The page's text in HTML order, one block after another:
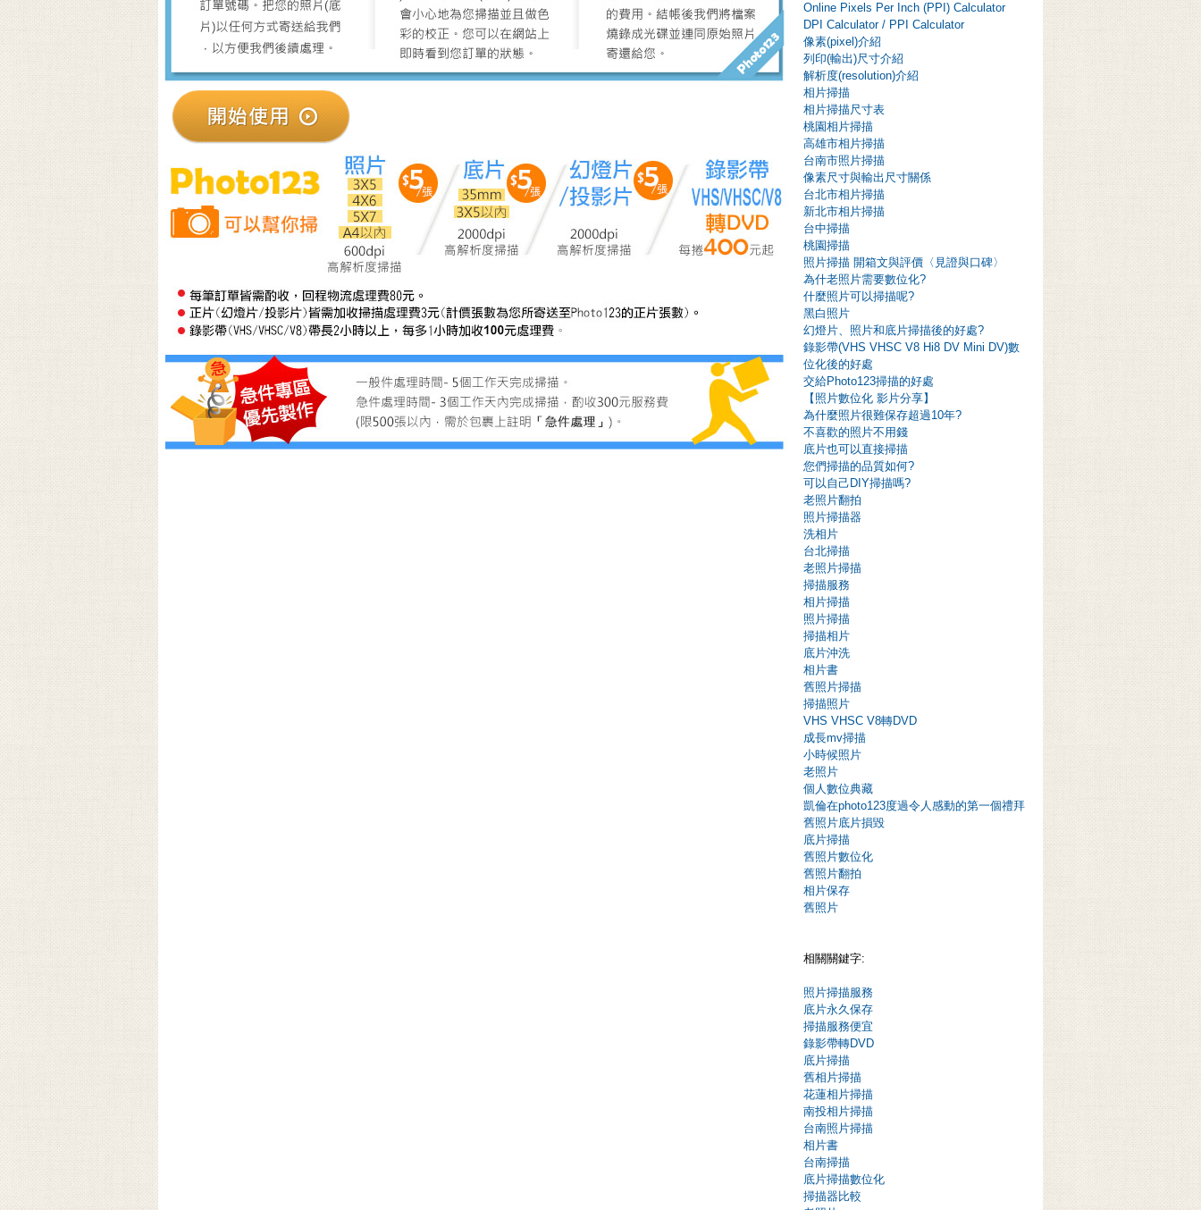
Online Pixels Per Inch (PPI) Calculator
DPI Calculator / PPI Calculator
像素(pixel)介紹
列印(輸出)尺寸介紹
解析度(resolution)介紹
相片掃描
相片掃描尺寸表
桃園相片掃描
高雄市相片掃描
台南市照片掃描
像素尺寸與輸出尺寸關係
台北市相片掃描
新北市相片掃描
台中掃描
桃園掃描
照片掃描 開箱文與評價〈見證與口碑〉
為什老照片需要數位化?
什麼照片可以掃描呢?
黑白照片
幻燈片、照片和底片掃描後的好處?
錄影帶(VHS VHSC V8 Hi8 DV Mini DV)數
位化後的好處
交給Photo123掃描的好處
【照片數位化 影片分享】
為什麼照片很難保存超過10年?
不喜歡的照片不用錢
底片也可以直接掃描
您們掃描的品質如何?
可以自己DIY掃描嗎?
老照片翻拍
照片掃描器
洗相片
台北掃描
老照片掃描
掃描服務
相片掃描
照片掃描
掃描相片
底片沖洗
相片書
舊照片掃描
掃描照片
VHS VHSC V8轉DVD
成長mv掃描
小時候照片
老照片
個人數位典藏
凱倫在photo123度過令人感動的第一個禮拜
舊照片底片損毀
底片掃描
舊照片數位化
舊照片翻拍
相片保存
舊照片
相關關鍵字:
照片掃描服務
底片永久保存
掃描服務便宜
錄影帶轉DVD
底片掃描
舊相片掃描
花蓮相片掃描
南投相片掃描
台南照片掃描
相片書
台南掃描
底片掃描數位化
掃描器比較